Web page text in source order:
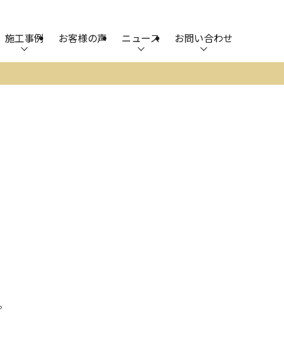
施工事例 お客様の声 ニュース お問い合わせ